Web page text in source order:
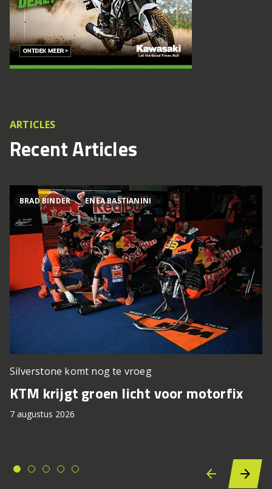
ARTICLES
Recent Articles
BRAD BINDER ENEA BASTIANINI
Silverstone komt nog te vroeg
KTM krijgt groen licht voor motorfix
7 augustus 2026